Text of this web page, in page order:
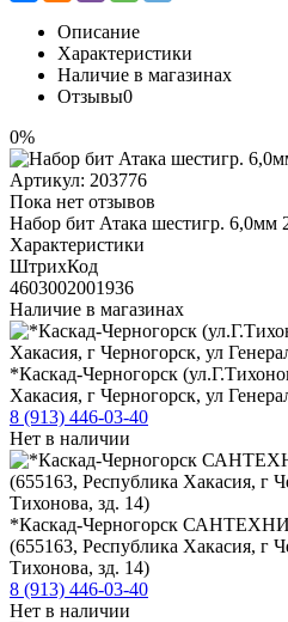
Описание
Характеристики
Наличие в магазинах
Отзывы0
0%
Артикул: 203776
Пока нет отзывов
Набор бит Атака шестигр. 6,0мм
Характеристики
ШтрихКод
4603002001936
Наличие в магазинах
*Каскад-Черногорск
Хакасия, г Черногорск, ул
8 (913) 446-03-40
Нет в наличии
*Каскад-Черногорск
(655163, Республика Хакасия, г
Тихонова, зд. 14)
8 (913) 446-03-40
Нет в наличии